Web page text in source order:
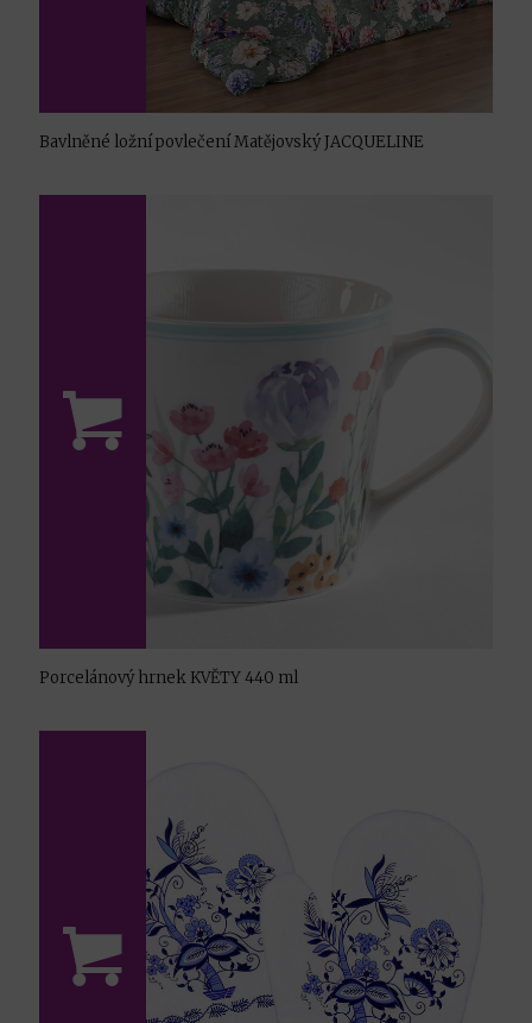
Bavlněné ložní povlečení Matějovský JACQUELINE
Porcelánový hrnek KVĚTY 440 ml